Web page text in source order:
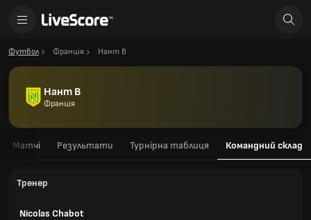
Футбол Франція Нант В
Нант В
Франція
Матчі Результати Турнірна таблиця Командний склад
Тренер
Nicolas Chabot